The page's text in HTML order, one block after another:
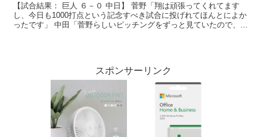
【試合結果： 巨人 ６－０ 中日】 菅野「翔は頑張ってくれてます
し、今日も1000打点という記念すべき試合に投げれてほんとによか
ったです」 中田「菅野らしいピッチングをずっと見ていたので、や
スポンサーリンク